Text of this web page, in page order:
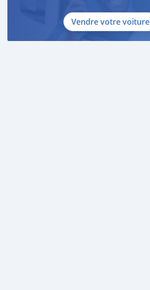
Vendre votre voiture